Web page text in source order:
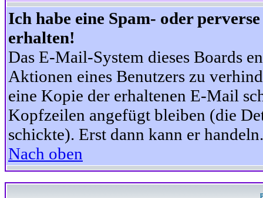
Ich habe eine Spam- oder
erhalten!
Das E-Mail-System dieses Boards
Aktionen eines Benutzers zu
eine Kopie der erhaltenen E-Mail
Kopfzeilen angefügt bleiben (die
schickte). Erst dann kann er handeln.
Nach oben